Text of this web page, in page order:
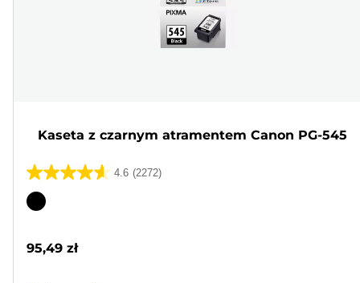
Kaseta z czarnym atramentem Canon PG-545
4.6 (2272)
4.6
na
2272
Wkład
95,49 zł